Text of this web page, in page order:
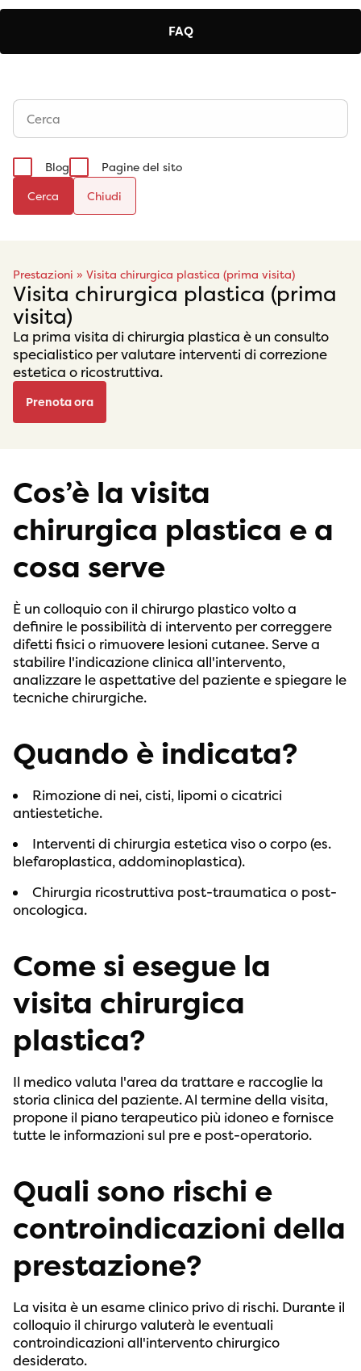
FAQ
Blog
Pagine del sito
Cerca
Prestazioni » Visita chirurgica plastica (prima visita)
Visita chirurgica plastica (prima
visita)
La prima visita di chirurgia plastica è un consulto
specialistico per valutare interventi di correzione
estetica o ricostruttiva.
Prenota ora
Cos’è la visita
chirurgica plastica e a
cosa serve
È un colloquio con il chirurgo plastico volto a
definire le possibilità di intervento per correggere
difetti fisici o rimuovere lesioni cutanee. Serve a
stabilire l'indicazione clinica all'intervento,
analizzare le aspettative del paziente e spiegare le
tecniche chirurgiche.
Quando è indicata?
Rimozione di nei, cisti, lipomi o cicatrici
antiestetiche.
Interventi di chirurgia estetica viso o corpo (es.
blefaroplastica, addominoplastica).
Chirurgia ricostruttiva post-traumatica o post-
oncologica.
Come si esegue la
visita chirurgica
plastica?
Il medico valuta l'area da trattare e raccoglie la
storia clinica del paziente. Al termine della visita,
propone il piano terapeutico più idoneo e fornisce
tutte le informazioni sul pre e post-operatorio.
Quali sono rischi e
controindicazioni della
prestazione?
La visita è un esame clinico privo di rischi. Durante il
colloquio il chirurgo valuterà le eventuali
controindicazioni all'intervento chirurgico
desiderato.